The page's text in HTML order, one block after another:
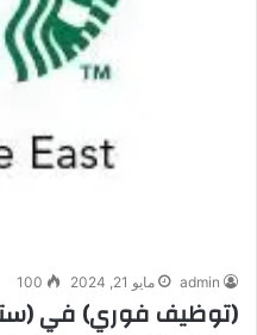
admin مايو 21, 2024 100
(توظيف فوري) في